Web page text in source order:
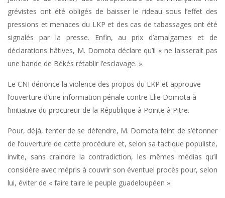
grévistes ont été obligés de baisser le rideau sous l’effet des
pressions et menaces du LKP et des cas de tabassages ont été
signalés par la presse. Enfin, au prix d’amalgames et de
déclarations hâtives, M. Domota déclare qu’il « ne laisserait pas
une bande de Békés rétablir l’esclavage. ».
Le CNI dénonce la violence des propos du LKP et approuve
l’ouverture d’une information pénale contre Elie Domota à
l’initiative du procureur de la République à Pointe à Pitre.
Pour, déjà, tenter de se défendre, M. Domota feint de s’étonner
de l’ouverture de cette procédure et, selon sa tactique populiste,
invite, sans craindre la contradiction, les mêmes médias qu’il
considère avec mépris à couvrir son éventuel procès pour, selon
lui, éviter de « faire taire le peuple guadeloupéen ».